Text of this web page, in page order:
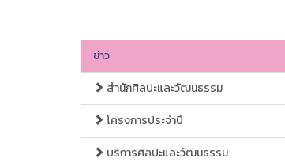
ข่าว
สำนักศิลปะและวัฒนธรรม
โครงการประจำปี
บริการศิลปะและวัฒนธรรม